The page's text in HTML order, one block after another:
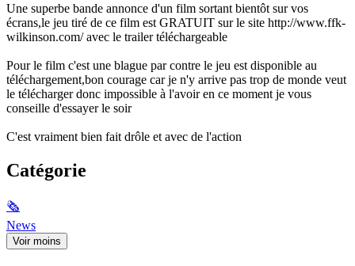
Une superbe bande annonce d'un film sortant bientôt sur vos
écrans,le jeu tiré de ce film est GRATUIT sur le site http://www.ffk-
wilkinson.com/ avec le trailer téléchargeable
Pour le film c'est une blague par contre le jeu est disponible au
téléchargement,bon courage car je n'y arrive pas trop de monde veut
le télécharger donc impossible à l'avoir en ce moment je vous
conseille d'essayer le soir
C'est vraiment bien fait drôle et avec de l'action
Catégorie
🗞
News
Voir moins